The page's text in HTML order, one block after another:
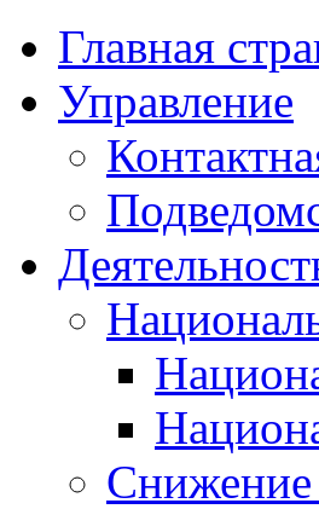
Главная
Управление
Снижение